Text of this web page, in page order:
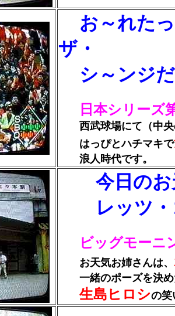
お～れた
ザ・
シ～ンジ
日本シリーズ
西武球場にて（中央
はっぴとハチマキで
浪人時代です。
今日のお
レッツ・
ビッグモーニ
お天気お姉さんは、
一緒のポーズを決め
生島ヒロシの笑